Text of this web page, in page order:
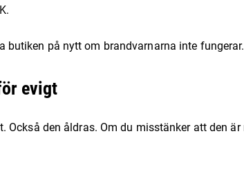
butiken på nytt om brandvarnarna inte fungerar.
evigt
Också den åldras. Om du misstänker att den